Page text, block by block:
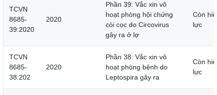
TCVN
8685-
39:2020
2020
Phần 39: Vắc xin vô
hoạt phòng hội chứng
còi cọc do Circovirus
gây ra ở lợ
Còn
lực
TCVN
8685-
38:202
2020
Phần 38: Vắc xin vô
hoạt phòng bệnh do
Leptospira gây ra
Còn
lực